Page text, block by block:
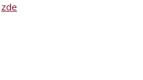
zde